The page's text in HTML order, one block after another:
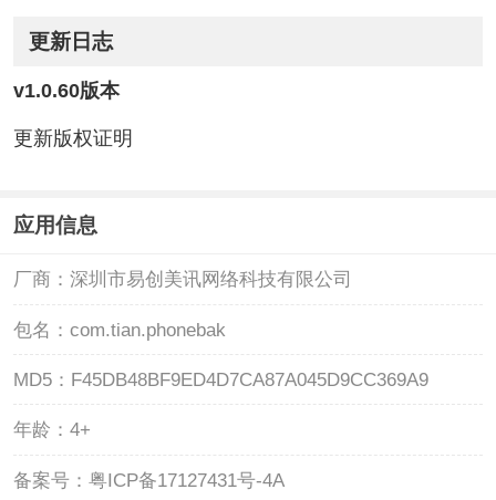
更新日志
v1.0.60版本
更新版权证明
应用信息
厂商： 深圳市易创美讯网络科技有限公司
包名： com.tian.phonebak
MD5： F45DB48BF9ED4D7CA87A045D9CC369A9
年龄： 4+
备案号： 粤ICP备17127431号-4A